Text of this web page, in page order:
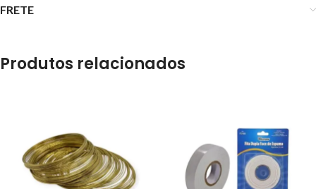
FRETE
Produtos relacionados